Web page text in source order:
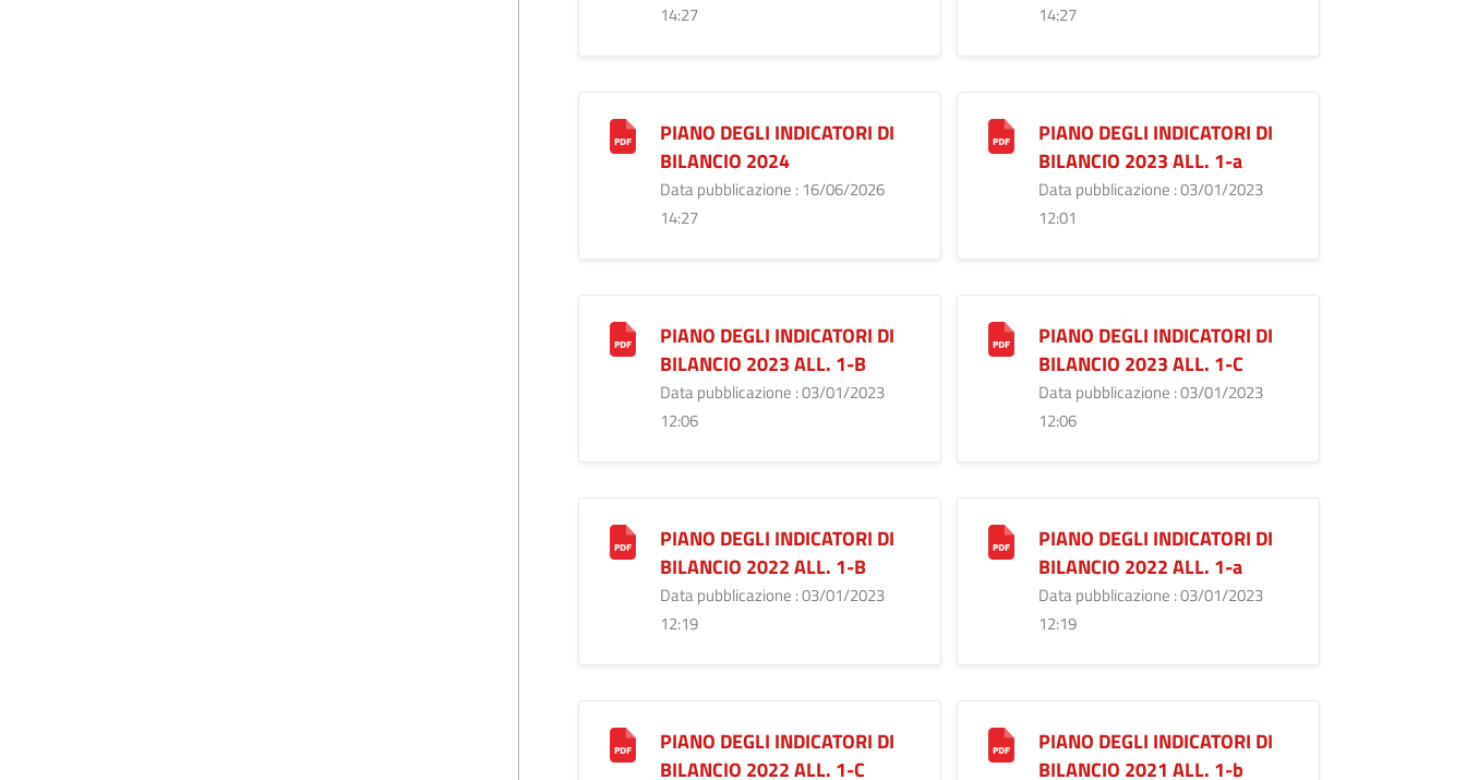
14:27
14:27
PIANO DEGLI INDICATORI DI
BILANCIO 2024
Data pubblicazione : 16/06/2026
14:27
PIANO DEGLI INDICATORI DI
BILANCIO 2023 ALL. 1-a
Data pubblicazione : 03/01/2023
12:01
PIANO DEGLI INDICATORI DI
BILANCIO 2023 ALL. 1-B
Data pubblicazione : 03/01/2023
12:06
PIANO DEGLI INDICATORI DI
BILANCIO 2023 ALL. 1-C
Data pubblicazione : 03/01/2023
12:06
PIANO DEGLI INDICATORI DI
BILANCIO 2022 ALL. 1-B
Data pubblicazione : 03/01/2023
12:19
PIANO DEGLI INDICATORI DI
BILANCIO 2022 ALL. 1-a
Data pubblicazione : 03/01/2023
12:19
PIANO DEGLI INDICATORI DI
BILANCIO 2022 ALL. 1-C
PIANO DEGLI INDICATORI DI
BILANCIO 2021 ALL. 1-b